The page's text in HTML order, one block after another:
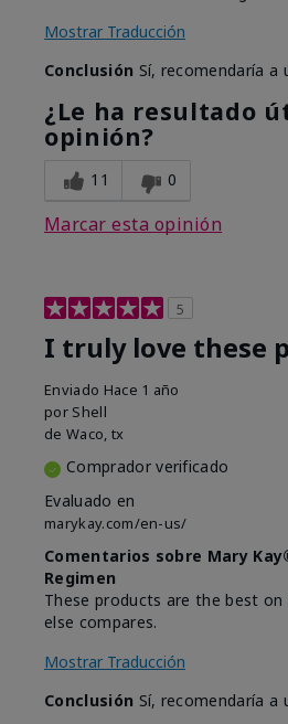
Mostrar Traducción
Conclusión Sí, recomendaría a
¿Le ha resultado
opinión?
11 0
Marcar esta opinión
5
I truly love these
Enviado Hace 1 año
por Shell
de Waco, tx
Comprador verificado
Evaluado en
marykay.com/en-us/
Comentarios sobre Mary
Regimen
These products are the best
else compares.
Mostrar Traducción
Conclusión Sí, recomendaría a